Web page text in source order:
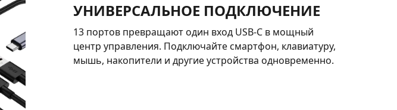
УНИВЕРСАЛЬНОЕ ПОДКЛЮЧЕНИЕ
13 портов превращают один вход USB-C в мощный
центр управления. Подключайте смартфон, клавиатуру,
мышь, накопители и другие устройства одновременно.